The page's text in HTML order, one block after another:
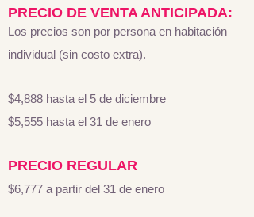
PRECIO DE VENTA ANTICIPADA:
Los precios son por persona en habitación
individual (sin costo extra).
$4,888 hasta el 5 de diciembre
$5,555 hasta el 31 de enero
PRECIO REGULAR
$6,777 a partir del 31 de enero